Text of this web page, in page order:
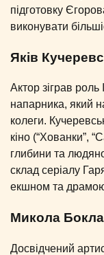
підготовку
виконувати
Яків
Актор зіграв
напарника, який
колеги.
кіно (“Хованки”,
глибини та
склад серіалу
екшном та
Микола
Досвідчений